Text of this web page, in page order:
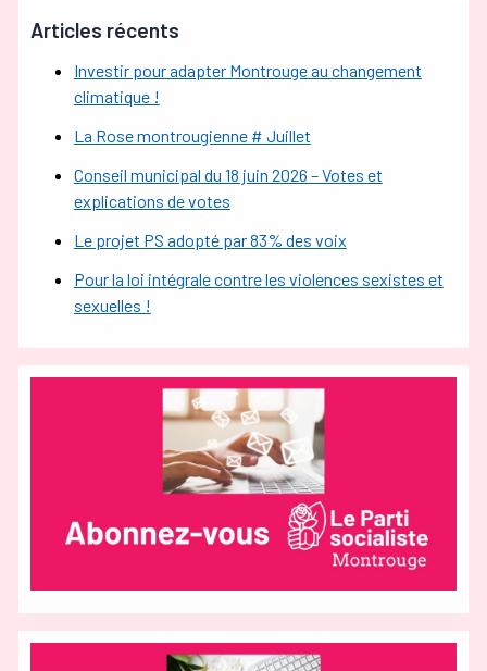
Articles récents
Investir pour adapter Montrouge au changement
climatique !
La Rose montrougienne # Juillet
Conseil municipal du 18 juin 2026 – Votes et
explications de votes
Le projet PS adopté par 83% des voix
Pour la loi intégrale contre les violences sexistes et
sexuelles !